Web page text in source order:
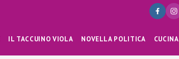
IL TACCUINO VIOLA NOVELLA POLITICA CUCINA